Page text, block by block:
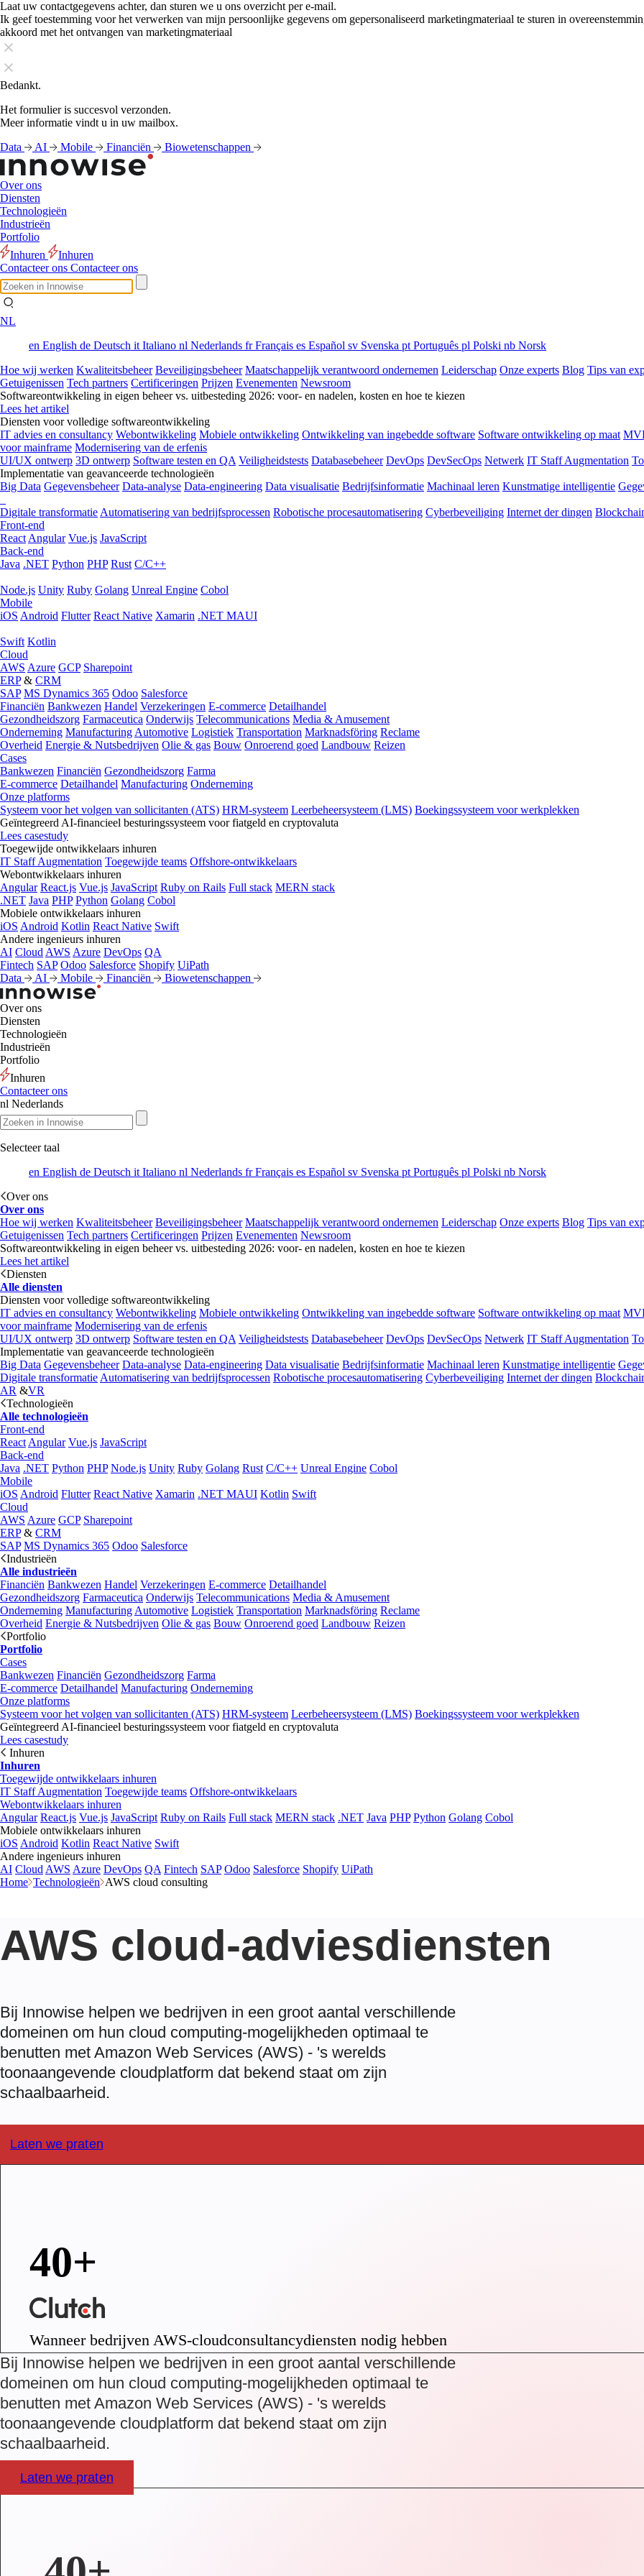
Laat uw contactgegevens achter, dan sturen we u ons overzicht per e-mail.
Ik geef toestemming voor het verwerken van mijn persoonlijke gegevens om gepersonaliseerd marketingmateriaal te sturen in
akkoord met het ontvangen van marketingmateriaal
Bedankt.
Het formulier is succesvol verzonden.
Meer informatie vindt u in uw mailbox.
Data
AI Mobile Financiën Biowetenschappen
Over ons
Diensten
Technologieën
Industrieën
Portfolio
Inhuren
Inhuren
Contacteer ons Contacteer ons
NL
en English de Deutsch it Italiano nl Nederlands frFrançais es Español sv Svenska pt Português pl Polski nb Norsk
Hoe wij werken Kwaliteitsbeheer Beveiligingsbeheer Maatschappelijk verantwoord ondernemen Leiderschap Onze experts Blog Tips van
Getuigenissen Tech partners Certificeringen Prijzen Evenementen Newsroom
Softwareontwikkeling in eigen beheer vs. uitbesteding 2026: voor- en nadelen, kosten en hoe te kiezen
Lees het artikel
Diensten voor volledige softwareontwikkeling
IT advies en consultancy Webontwikkeling Mobiele ontwikkeling Ontwikkeling van ingebedde software Software ontwikkeling op maat
voor mainframe Modernisering van de erfenis
UI/UX ontwerp 3D ontwerp Software testen en QA Veiligheidstests Databasebeheer DevOps DevSecOps Netwerk IT Staff Augmentation
Implementatie van geavanceerde technologieën
Big Data Gegevensbeheer Data-analyse Data-engineering Data visualisatie Bedrijfsinformatie Machinaal leren Kunstmatige intelligentie
Digitale transformatie Automatisering van bedrijfsprocessen Robotische procesautomatisering Cyberbeveiliging Internet der dingen
Front-end
React Angular Vue.js JavaScript
Back-end
Java .NET Python PHP Rust C/C++
Node.js Unity Ruby Golang Unreal Engine Cobol
Mobile
iOS Android Flutter React Native Xamarin .NET MAUI
Swift Kotlin
Cloud
AWS Azure GCP Sharepoint
ERP& CRM
SAP MS Dynamics 365 Odoo Salesforce
Financiën Bankwezen Handel Verzekeringen E-commerce Detailhandel
Gezondheidszorg Farmaceutica Onderwijs Telecommunications Media & Amusement
Onderneming Manufacturing Automotive Logistiek Transportation Marknadsföring Reclame
Overheid Energie & Nutsbedrijven Olie & gas Bouw Onroerend goed Landbouw Reizen
Cases
Bankwezen Financiën Gezondheidszorg Farma
E-commerce Detailhandel Manufacturing Onderneming
Onze platforms
Systeem voor het volgen van sollicitanten (ATS) HRM-systeem Leerbeheersysteem (LMS) Boekingssysteem voor werkplekken
Geïntegreerd AI-financieel besturingssysteem voor fiatgeld en cryptovaluta
Lees casestudy
Toegewijde ontwikkelaars inhuren
IT Staff Augmentation Toegewijde teams Offshore-ontwikkelaars
Webontwikkelaars inhuren
Angular React.js Vue.js JavaScript Ruby on Rails Full stack MERN stack
.NET Java PHP Python Golang Cobol
Mobiele ontwikkelaars inhuren
iOS Android Kotlin React Native Swift
Andere ingenieurs inhuren
AI Cloud AWS Azure DevOps QA
Fintech SAP Odoo Salesforce Shopify UiPath
Data
AI Mobile Financiën Biowetenschappen
Over ons
Diensten
Technologieën
Industrieën
Portfolio
Inhuren
Contacteer ons
nl Nederlands
Selecteer taal
en English de Deutsch it Italiano nl Nederlands frFrançais es Español sv Svenska pt Português pl Polski nb Norsk
Over ons
Over ons
Hoe wij werken Kwaliteitsbeheer Beveiligingsbeheer Maatschappelijk verantwoord ondernemen Leiderschap Onze experts Blog Tips van
Getuigenissen Tech partners Certificeringen Prijzen Evenementen Newsroom
Softwareontwikkeling in eigen beheer vs. uitbesteding 2026: voor- en nadelen, kosten en hoe te kiezen
Lees het artikel
Diensten
Alle diensten
Diensten voor volledige softwareontwikkeling
IT advies en consultancy Webontwikkeling Mobiele ontwikkeling Ontwikkeling van ingebedde software Software ontwikkeling op maat
voor mainframe Modernisering van de erfenis
UI/UX ontwerp 3D ontwerp Software testen en QA Veiligheidstests Databasebeheer DevOps DevSecOps Netwerk IT Staff Augmentation
Implementatie van geavanceerde technologieën
Big Data Gegevensbeheer Data-analyse Data-engineering Data visualisatie Bedrijfsinformatie Machinaal leren Kunstmatige intelligentie
Digitale transformatie Automatisering van bedrijfsprocessen Robotische procesautomatisering Cyberbeveiliging Internet der dingen
AR &VR
Technologieën
Alle technologieën
Front-end
React Angular Vue.js JavaScript
Back-end
Java .NET Python PHP Node.js Unity Ruby Golang Rust C/C++ Unreal Engine Cobol
Mobile
iOS Android Flutter React Native Xamarin .NET MAUI Kotlin Swift
Cloud
AWS Azure GCP Sharepoint
ERP& CRM
SAP MS Dynamics 365 Odoo Salesforce
Industrieën
Alle industrieën
Financiën Bankwezen Handel Verzekeringen E-commerce Detailhandel
Gezondheidszorg Farmaceutica Onderwijs Telecommunications Media & Amusement
Onderneming Manufacturing Automotive Logistiek Transportation Marknadsföring Reclame
Overheid Energie & Nutsbedrijven Olie & gas Bouw Onroerend goed Landbouw Reizen
Portfolio
Portfolio
Cases
Bankwezen Financiën Gezondheidszorg Farma
E-commerce Detailhandel Manufacturing Onderneming
Onze platforms
Systeem voor het volgen van sollicitanten (ATS) HRM-systeem Leerbeheersysteem (LMS) Boekingssysteem voor werkplekken
Geïntegreerd AI-financieel besturingssysteem voor fiatgeld en cryptovaluta
Lees casestudy
Inhuren
Inhuren
Toegewijde ontwikkelaars inhuren
IT Staff Augmentation Toegewijde teams Offshore-ontwikkelaars
Webontwikkelaars inhuren
Angular React.js Vue.js JavaScript Ruby on Rails Full stack MERN stack .NET Java PHP Python Golang Cobol
Mobiele ontwikkelaars inhuren
iOS Android Kotlin React Native Swift
Andere ingenieurs inhuren
AI Cloud AWS Azure DevOps QA Fintech SAP Odoo Salesforce Shopify UiPath
Home Technologieën AWS cloud consulting
AWS cloud-adviesdiensten
Bij Innowise helpen we bedrijven in een groot aantal verschillende
domeinen om hun cloud computing-mogelijkheden optimaal te
benutten met Amazon Web Services (AWS) - 's werelds
toonaangevende cloudplatform dat bekend staat om zijn
schaalbaarheid.
Laten we praten
40+
Wanneer bedrijven AWS-cloudconsultancydiensten nodig hebben
Bij Innowise helpen we bedrijven in een groot aantal verschillende
domeinen om hun cloud computing-mogelijkheden optimaal te
benutten met Amazon Web Services (AWS) - 's werelds
toonaangevende cloudplatform dat bekend staat om zijn
schaalbaarheid.
Laten we praten